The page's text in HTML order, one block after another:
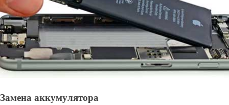
Замена аккумулятора